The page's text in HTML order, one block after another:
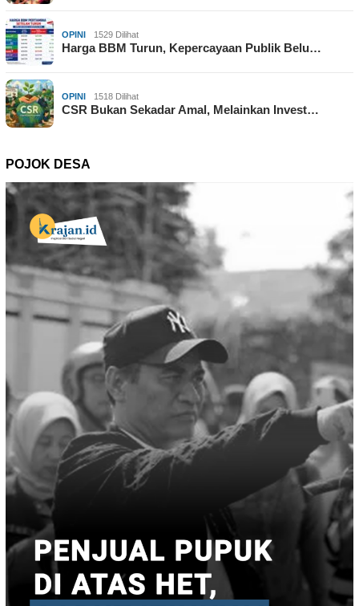
OPINI 1529 Dilihat
Harga BBM Turun, Kepercayaan Publik Belu…
OPINI 1518 Dilihat
CSR Bukan Sekadar Amal, Melainkan Invest…
POJOK DESA